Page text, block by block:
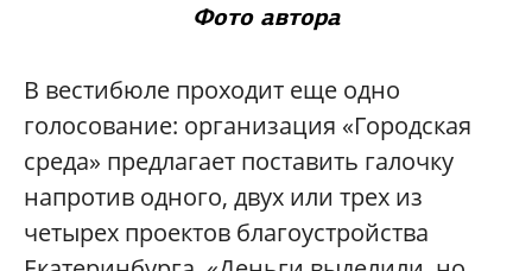
Фото автора
В вестибюле проходит еще одно
голосование: организация «Городская
среда» предлагает поставить галочку
напротив одного, двух или трех из
четырех проектов благоустройства